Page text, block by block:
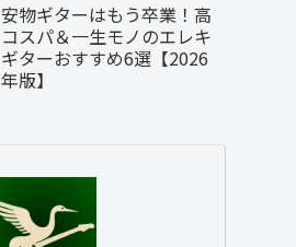
安物ギターはもう卒業！高
コスパ＆一生モノのエレキ
ギターおすすめ6選【2026
年版】